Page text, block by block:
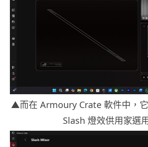
▲而在 Armoury Crate 軟件中，
Slash 燈效供用家選